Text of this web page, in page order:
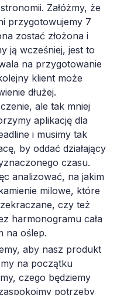
Załóżmy, że
przygotowujemy 7
zostać złożona i
ją wcześniej, jest to
na przygotowanie
klient może
dłużej.
ale tak mniej
aplikację dla
i musimy tak
by oddać działający
czasu.
analizować, na jakim
milowe, które
czy też
harmonogramu cała
na oślep.
aby nasz produkt
na początku
czego będziemy
potrzeby